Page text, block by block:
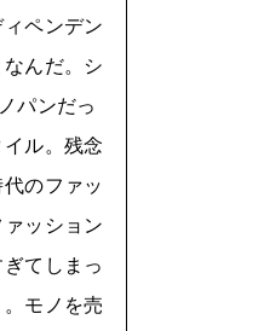
ペンデン
んだ。シ
パンだっ
ル。残念
のファッ
ッション
てしまっ
モノを売